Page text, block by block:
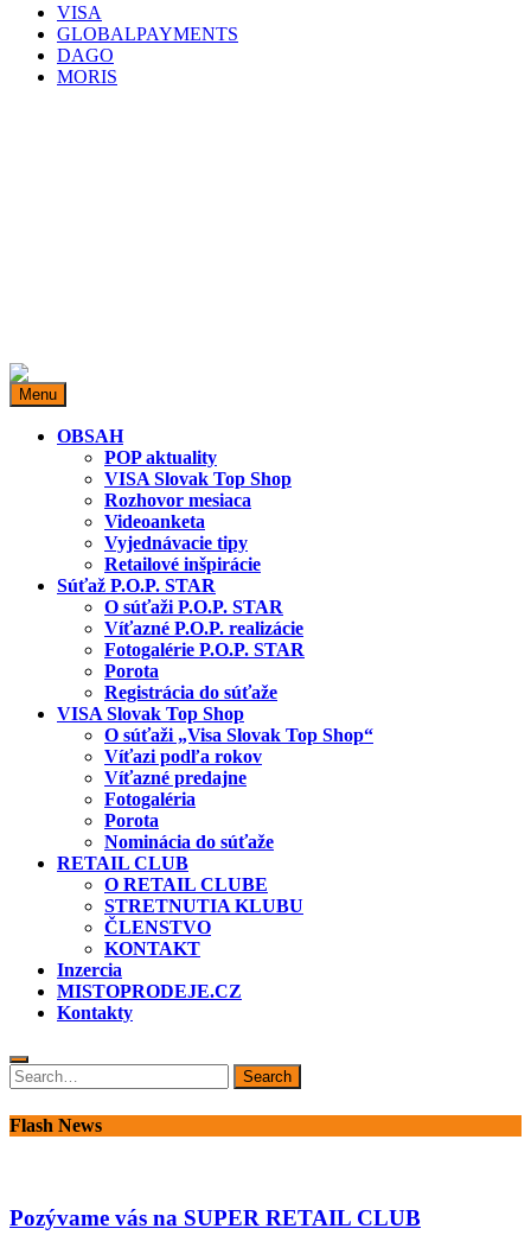
VISA
GLOBALPAYMENTS
DAGO
MORIS
miestopredaja.sk
Miesto predaja
Menu
OBSAH
POP aktuality
VISA Slovak Top Shop
Rozhovor mesiaca
Videoanketa
Vyjednávacie tipy
Retailové inšpirácie
Súťaž P.O.P. STAR
O súťaži P.O.P. STAR
Víťazné P.O.P. realizácie
Fotogalérie P.O.P. STAR
Porota
Registrácia do súťaže
VISA Slovak Top Shop
O súťaži „Visa Slovak Top Shop“
Víťazi podľa rokov
Víťazné predajne
Fotogaléria
Porota
Nominácia do súťaže
RETAIL CLUB
O RETAIL CLUBE
STRETNUTIA KLUBU
ČLENSTVO
KONTAKT
Inzercia
MISTOPRODEJE.CZ
Kontakty
Search
for:
Search
Flash News
Pozývame vás na SUPER RETAIL CLUB